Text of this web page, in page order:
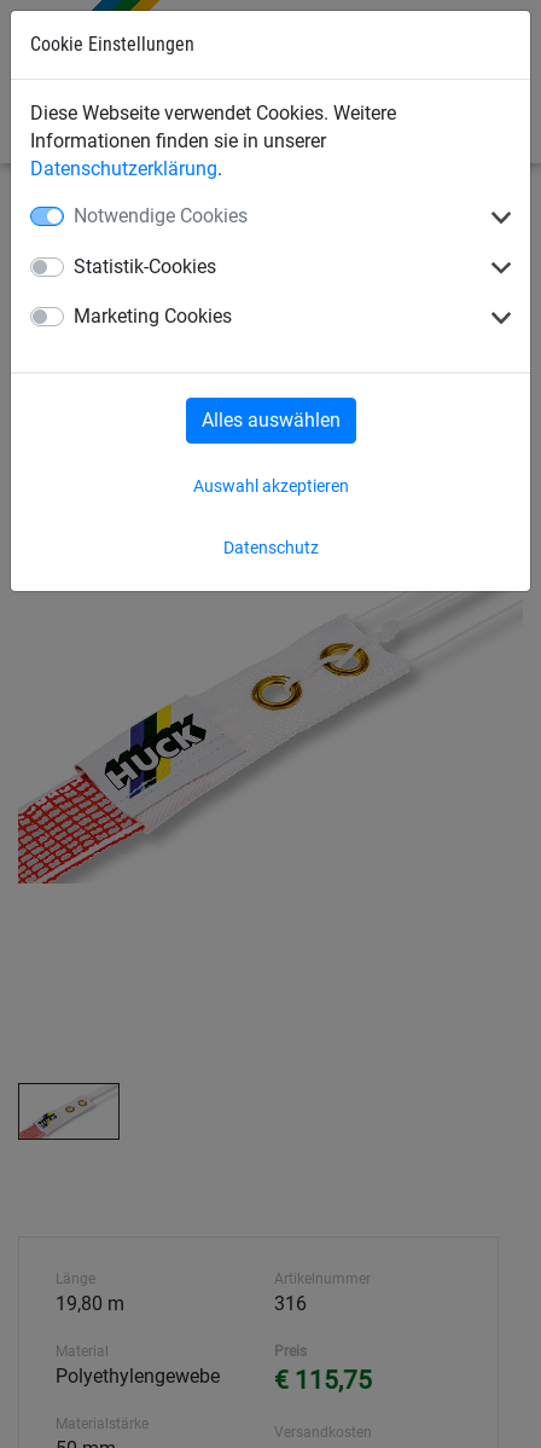
Cookie Einstellungen
Diese Webseite verwendet Cookies. Weitere
Informationen finden sie in unserer
Datenschutzerklärung.
Notwendige Cookies
Statistik-Cookies
Marketing Cookies
Datenschutz
Auswahl akzeptieren
Alles auswählen
Sportnetze Seile/Taue/Leinen
Faustball-Band
Länge
19,80 m
Material
Polyethylengewebe
Materialstärke
Artikelnummer
316
Preis
€ 115,75
Versandkosten